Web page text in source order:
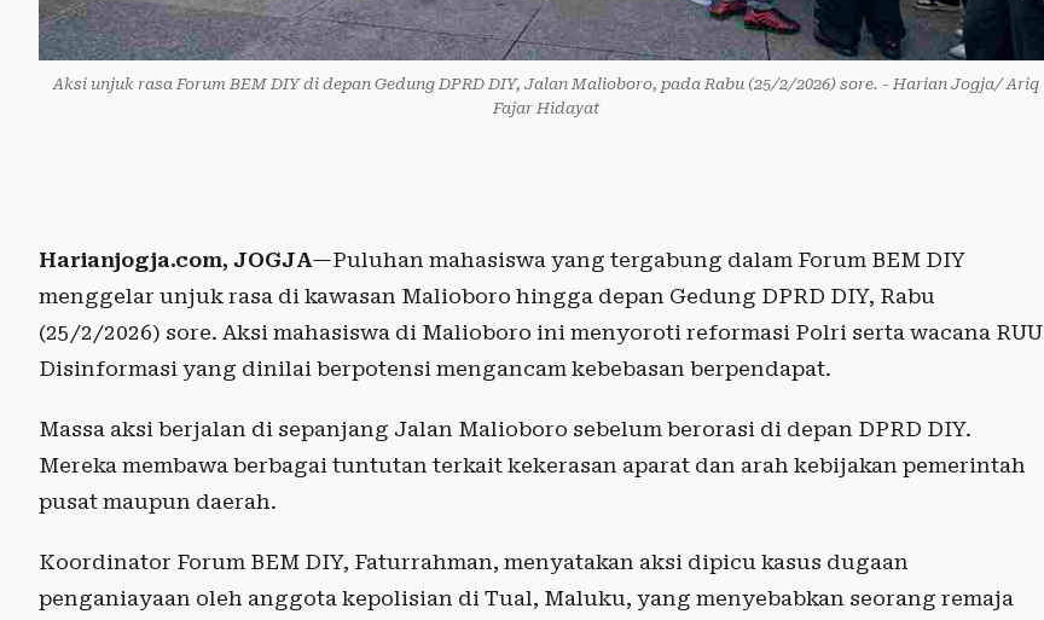
Aksi unjuk rasa Forum BEM DIY di depan Gedung DPRD DIY, Jalan Malioboro, pada Rabu (25/2/2026) sore. - Harian Jogja/ Ariq
Fajar Hidayat
Harianjogja.com, JOGJA—Puluhan mahasiswa yang tergabung dalam Forum BEM DIY
menggelar unjuk rasa di kawasan Malioboro hingga depan Gedung DPRD DIY, Rabu
(25/2/2026) sore. Aksi mahasiswa di Malioboro ini menyoroti reformasi Polri serta wacana RUU
Disinformasi yang dinilai berpotensi mengancam kebebasan berpendapat.
Massa aksi berjalan di sepanjang Jalan Malioboro sebelum berorasi di depan DPRD DIY.
Mereka membawa berbagai tuntutan terkait kekerasan aparat dan arah kebijakan pemerintah
pusat maupun daerah.
Koordinator Forum BEM DIY, Faturrahman, menyatakan aksi dipicu kasus dugaan
penganiayaan oleh anggota kepolisian di Tual, Maluku, yang menyebabkan seorang remaja